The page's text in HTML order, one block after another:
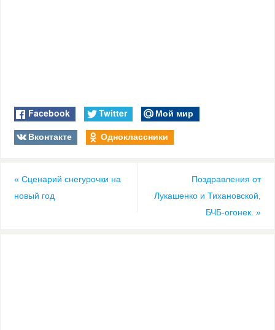
Facebook Twitter
Мой мир
Вконтакте
Одноклассники
« Сценарий снегурочки на
новый год
Поздравления от
Лукашенко и Тихановской,
БЧБ-огонек.»